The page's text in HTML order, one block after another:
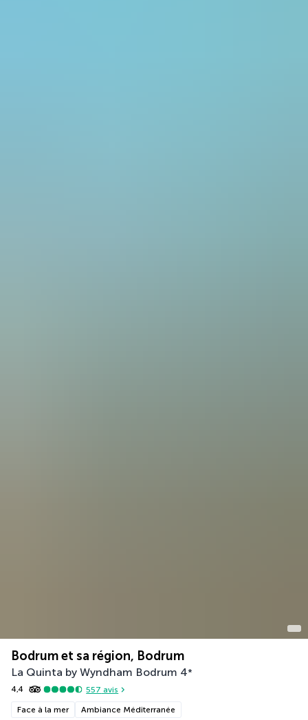
Bodrum et sa région, Bodrum
La Quinta by Wyndham Bodrum 4*
4,4 557 avis
Face à la mer Ambiance Méditerranée